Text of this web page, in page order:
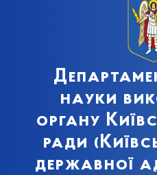
науки
органу
ради
державної